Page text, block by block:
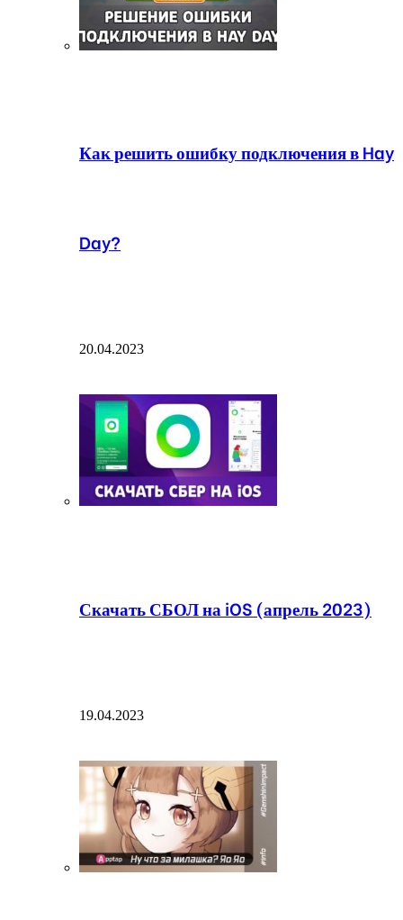
Как решить ошибку подключения в Hay
Day?
20.04.2023
Скачать СБОЛ на iOS (апрель 2023)
19.04.2023